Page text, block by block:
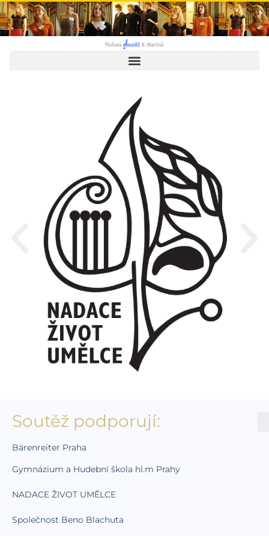
Soutěž podporují:
Bärenreiter Praha
Gymnázium a Hudební škola hl.m Prahy
NADACE ŽIVOT UMĚLCE
Společnost Beno Blachuta